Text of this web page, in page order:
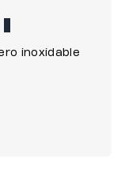
inoxidable